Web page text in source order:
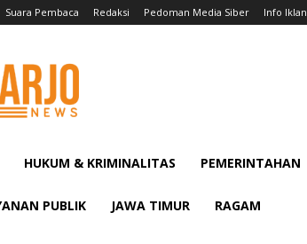
Suara Pembaca Redaksi Pedoman Media Siber Info Iklan
HUKUM & KRIMINALITAS PEMERINTAHAN
PUBLIK JAWA TIMUR RAGAM